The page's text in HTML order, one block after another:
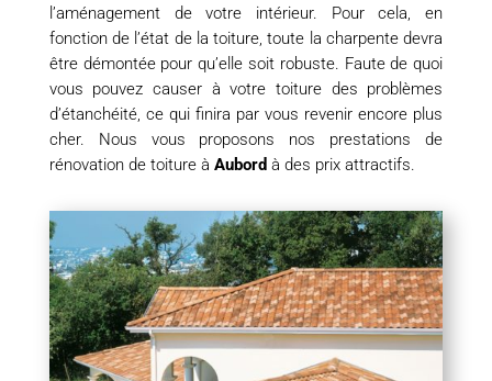
l’aménagement de votre intérieur. Pour cela, en
fonction de l’état de la toiture, toute la charpente devra
être démontée pour qu’elle soit robuste. Faute de quoi
vous pouvez causer à votre toiture des problèmes
d’étanchéité, ce qui finira par vous revenir encore plus
cher. Nous vous proposons nos prestations de
rénovation de toiture à Aubord à des prix attractifs.